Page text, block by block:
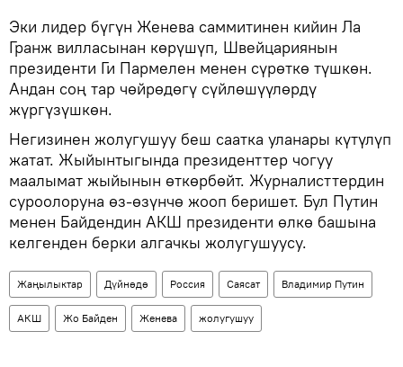
Эки лидер бүгүн Женева саммитинен кийин Ла
Гранж вилласынан көрүшүп, Швейцариянын
президенти Ги Пармелен менен сүрөткө түшкөн.
Андан соң тар чөйрөдөгү сүйлөшүүлөрдү
жүргүзүшкөн.
Негизинен жолугушуу беш саатка уланары күтүлүп
жатат. Жыйынтыгында президенттер чогуу
маалымат жыйынын өткөрбөйт. Журналисттердин
суроолоруна өз-өзүнчө жооп беришет. Бул Путин
менен Байдендин АКШ президенти өлкө башына
келгенден берки алгачкы жолугушуусу.
Жаңылыктар Дүйнөдө Россия Саясат Владимир Путин
АКШ Жо Байден Женева жолугушуу